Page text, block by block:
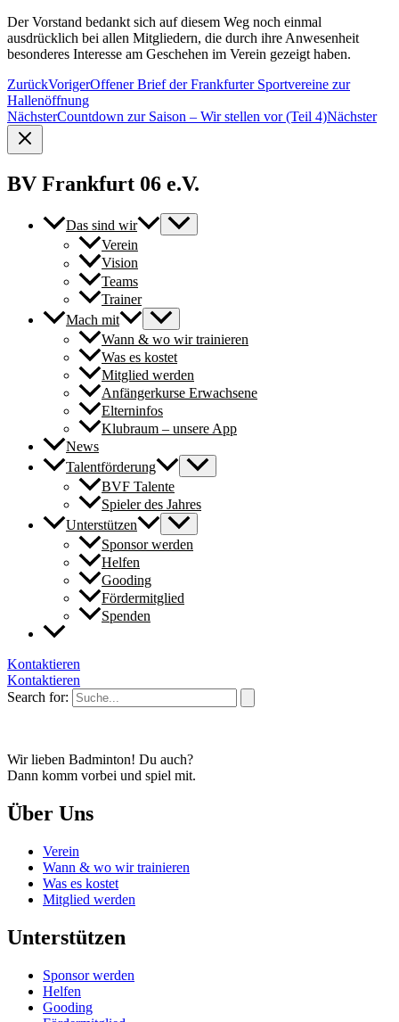
Der Vorstand bedankt sich auf diesem Weg noch einmal
ausdrücklich bei allen Mitgliedern, die durch ihre Anwesenheit
besonderes Interesse am Geschehen im Verein gezeigt haben.
ZurückVorigerOffener Brief der Frankfurter Sportvereine zur
Hallenöffnung
NächsterCountdown zur Saison – Wir stellen vor (Teil 4)Nächster
BV Frankfurt 06 e.V.
Das sind wir
Verein
Vision
Teams
Trainer
Mach mit
Wann & wo wir trainieren
Was es kostet
Mitglied werden
Anfängerkurse Erwachsene
Elterninfos
Klubraum – unsere App
News
Talentförderung
BVF Talente
Spieler des Jahres
Unterstützen
Sponsor werden
Helfen
Gooding
Fördermitglied
Spenden
Kontaktieren
Kontaktieren
Search for:
Wir lieben Badminton! Du auch?
Dann komm vorbei und spiel mit.
Über Uns
Verein
Wann & wo wir trainieren
Was es kostet
Mitglied werden
Unterstützen
Sponsor werden
Helfen
Gooding